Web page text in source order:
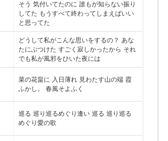
そう 気付いてたのに 誰もが知らない振り
してた もうすべて終わってしまえばいい
と思ってた
どうして私がこんな思いをするの？ あな
たにぶつけた すごく寂しかったから それ
でも私が風邪をひいた夜には
菜の花畠に 入日薄れ 見わたす山の端 霞
ふかし。 春風そよふく
巡る 巡り巡るめぐり逢い 巡る 巡り巡る
めぐり愛の歌